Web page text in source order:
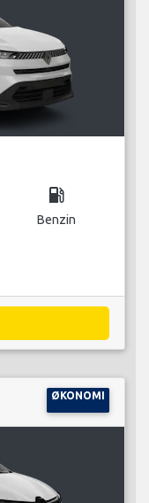
local_gas_station
Benzin
ØKONOMI